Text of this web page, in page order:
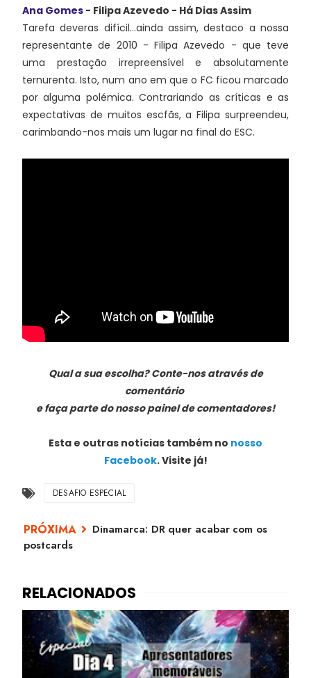
Ana Gomes - Filipa Azevedo - Há Dias Assim
Tarefa deveras difícil...ainda assim, destaco a nossa
representante de 2010 - Filipa Azevedo - que teve
uma prestação irrepreensível e absolutamente
ternurenta. Isto, num ano em que o FC ficou marcado
por alguma polémica. Contrariando as críticas e as
expectativas de muitos escfãs, a Filipa surpreendeu,
carimbando-nos mais um lugar na final do ESC.
Qual a sua escolha? Conte-nos através de
comentário
e faça parte do nosso painel de comentadores!
Esta e outras notícias também no nosso
Facebook. Visite já!
DESAFIO ESPECIAL
Dinamarca: DR quer acabar com os
postcards